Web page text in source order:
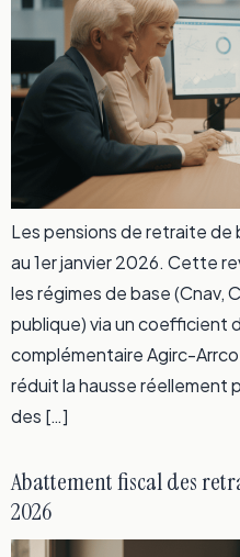
Les pensions de retraite
au 1er janvier 2026. Cette
les régimes de base (Cnav,
publique) via un coefficient
complémentaire Agirc-
réduit la hausse réellement
des […]
Abattement fiscal des
2026